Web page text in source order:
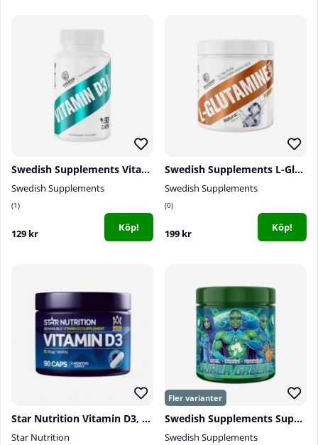
Swedish Supplements Vitamin D3 4000IU, 90 caps
Swedish Supplements
1
129 kr Köp!
Swedish Supplements L-Glutamine 100%, 250 g
Swedish Supplements
0
199 kr Köp!
Star Nutrition Vitamin D3, 90 caps
Star Nutrition
Swedish Supplements Super Greens, 250 g
Swedish Supplements